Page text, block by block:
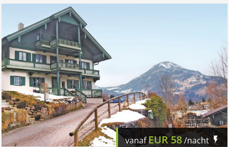
vanafEUR58/nacht